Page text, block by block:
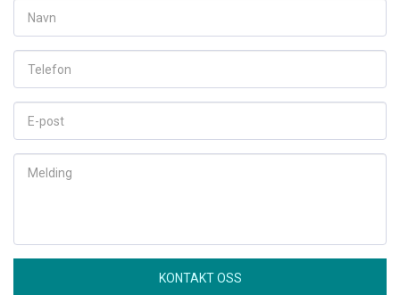
KONTAKT OSS